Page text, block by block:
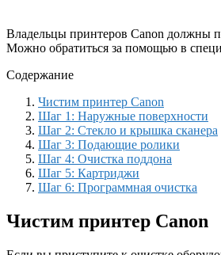
Владельцы принтеров Canon должны
Можно обратиться за помощью в
Содержание
Чистим принтер Canon
Шаг 1: Наружные поверхности
Шаг 2: Стекло и крышка сканера
Шаг 3: Подающие ролики
Шаг 4: Очистка поддона
Шаг 5: Картриджи
Шаг 6: Программная очистка
Чистим принтер Canon